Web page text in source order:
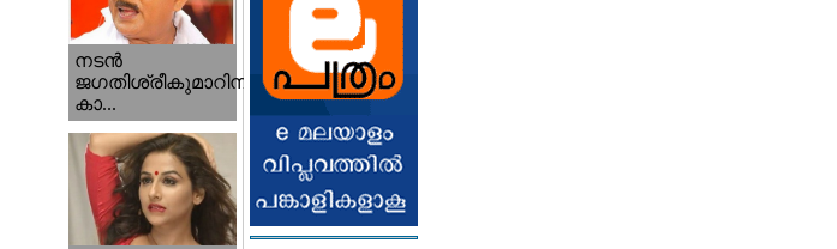
നടന്‍
ജഗതിശ്രീകുമാറിനു
കാ...